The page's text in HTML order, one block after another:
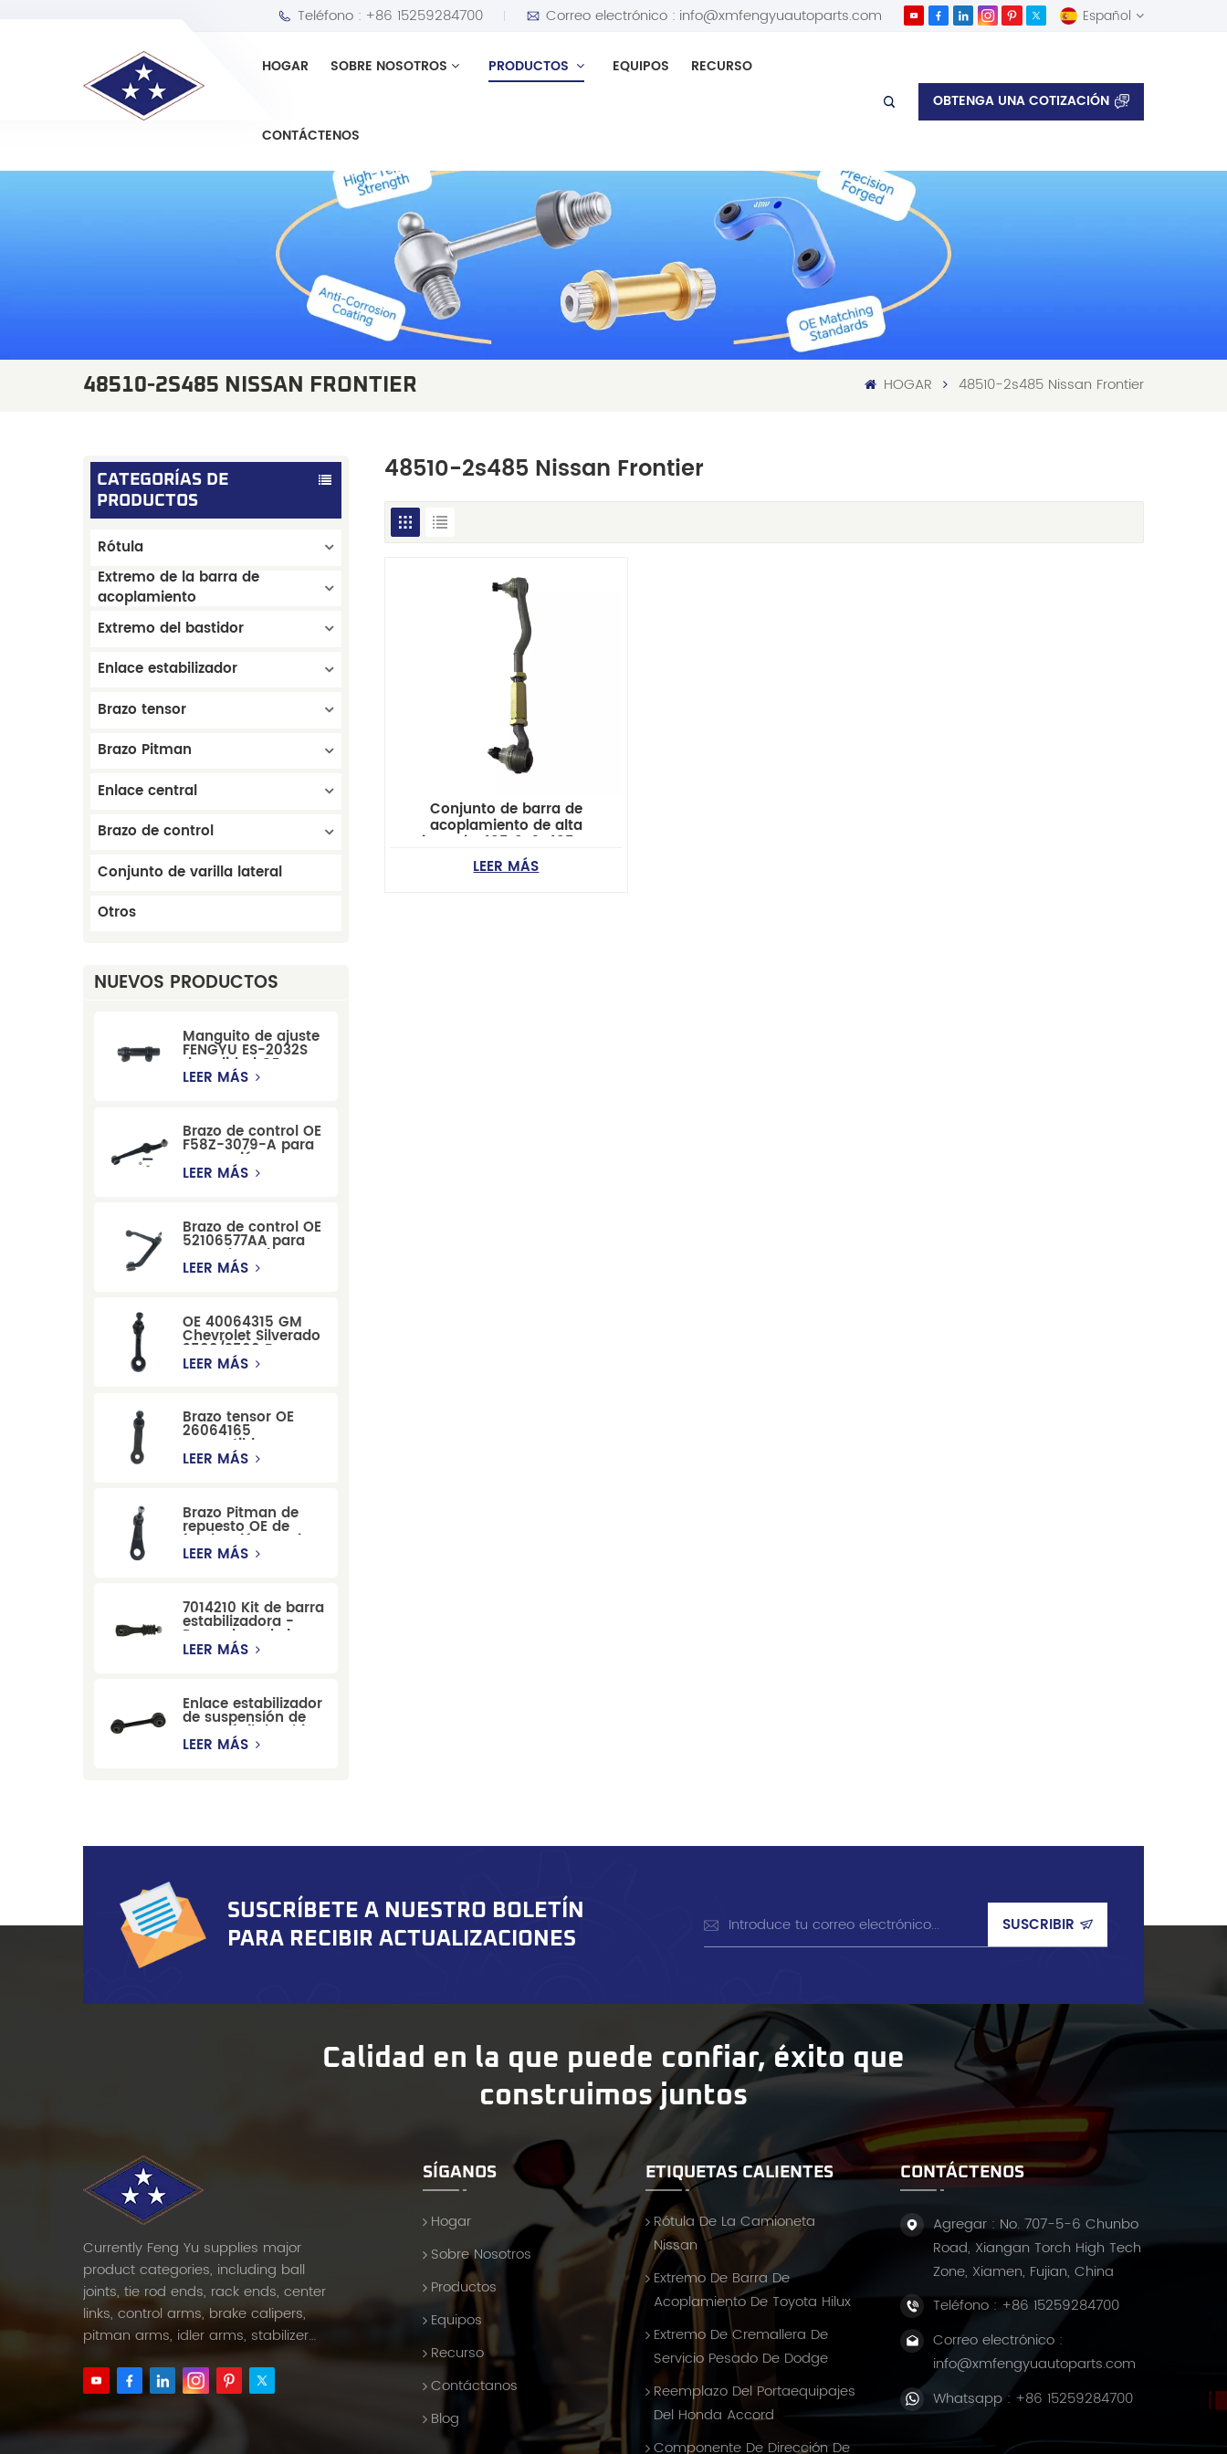
Teléfono : +86 15259284700 Correo electrónico : info@xmfengyuautoparts.com Español
English
HOGAR SOBRE NOSOTROS PRODUCTOS EQUIPOS RECURSO
CONTÁCTENOS
OBTENGA UNA COTIZACIÓN
48510-2S485 NISSAN FRONTIER HOGAR 48510-2s485 Nissan Frontier
CATEGORÍAS DE
PRODUCTOS
Rótula
Extremo de la barra de
acoplamiento
Extremo del bastidor
Enlace estabilizador
Brazo tensor
Brazo Pitman
Enlace central
Brazo de control
Conjunto de varilla lateral
Otros
NUEVOS PRODUCTOS
Manguito de ajuste
FENGYU ES-2032S
de calidad OE para
Mercury, Pontiac,
LEER MÁS
Brazo de control OE
F58Z-3079-A para
suspensión
delantera de Ford
LEER MÁS
Brazo de control OE
52106577AA para
reemplazo de
suspensión de
LEER MÁS
OE 40064315 GM
Chevrolet Silverado
2500/3500 Brazo
tensor para una
LEER MÁS
Brazo tensor OE
26064165
compatible con
modelos Cadillac
LEER MÁS
Brazo Pitman de
repuesto OE de
fabricación precisa
12479051, fabricado
Cadillac, Chevrolet
y Hummer.
LEER MÁS
7014210 Kit de barra
estabilizadora -
Reemplazo de barra
estabilizadora de
LEER MÁS
Enlace estabilizador
de suspensión de
automóvil de China
para Chevrolet
LEER MÁS
48510-2s485 Nissan Frontier
Conjunto de barra de
acoplamiento de alta
resistencia 48510-2s485 para
Nissan Navara D22 / NP300 /
Frontier Pickup
LEER MÁS
SUSCRÍBETE A NUESTRO BOLETÍN
PARA RECIBIR ACTUALIZACIONES
Calidad en la que puede confiar, éxito que
construimos juntos
Currently Feng Yu supplies major
product categories, including ball
joints, tie rod ends, rack ends, center
links, control arms, brake calipers,
pitman arms, idler arms, stabilizer
links and etc.
SÍGANOS
Hogar
Sobre Nosotros
Productos
Equipos
Recurso
Contáctanos
Blog
ETIQUETAS CALIENTES
Rótula De La Camioneta
Nissan
Extremo De Barra De
Acoplamiento De Toyota Hilux
Extremo De Cremallera De
Servicio Pesado De Dodge
Reemplazo Del Portaequipajes
Del Honda Accord
Componente De Dirección De
CONTÁCTENOS
Agregar : No. 707-5-6 Chunbo
Road, Xiangan Torch High Tech
Zone, Xiamen, Fujian, China
Teléfono : +86 15259284700
Correo electrónico :
info@xmfengyuautoparts.com
Whatsapp : +86 15259284700